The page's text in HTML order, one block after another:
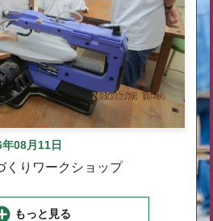
08月11日
くりワークショップ
もっと見る